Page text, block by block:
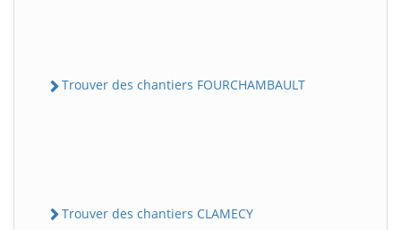
Trouver des chantiers FOURCHAMBAULT
Trouver des chantiers CLAMECY